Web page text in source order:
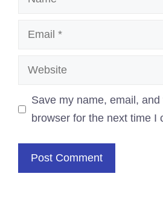
Email
Website
Save my name, email,
browser for the next time I